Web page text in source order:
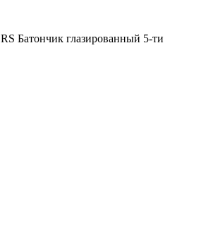
Батончик глазированный 5-ти